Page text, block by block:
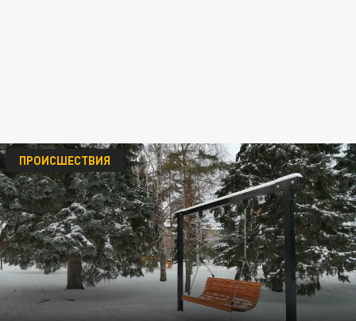
ПРОИСШЕСТВИЯ